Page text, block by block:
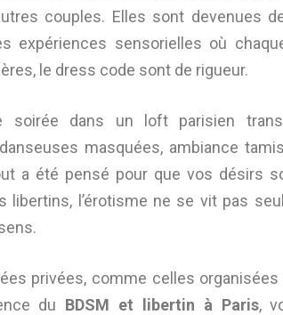
couples. Elles sont devenues
expériences sensorielles où
le dress code sont de rigueur.
soirée dans un loft parisien
masquées, ambiance
a été pensé pour que vos désirs
libertins, l’érotisme ne se vit pas
privées, comme celles organisées
du BDSM et libertin à Paris,